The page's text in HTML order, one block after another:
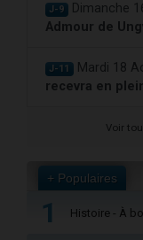
J-9 Dimanche
Admour de
J-11 Mardi 18
recevra en
Voir
+ Populaires
1 Histoire - À